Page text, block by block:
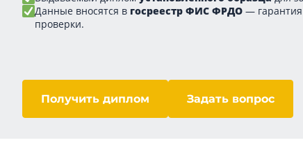
Данные вносятся в госреестр ФИС ФРДО —
проверки.
Получить диплом Задать вопрос